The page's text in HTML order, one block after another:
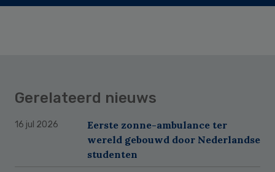
Gerelateerd nieuws
16 jul 2026
Eerste zonne-ambulance ter
wereld gebouwd door Nederlandse
studenten